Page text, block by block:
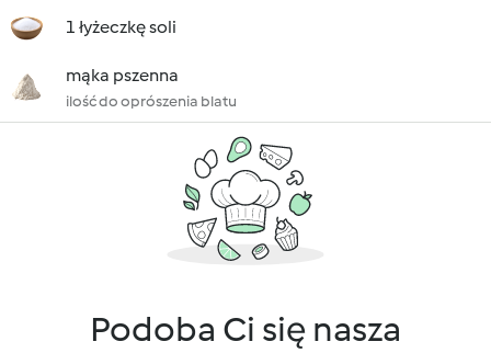
1 łyżeczkę soli
mąka pszenna
ilość do oprószenia blatu
Podoba Ci się nasza